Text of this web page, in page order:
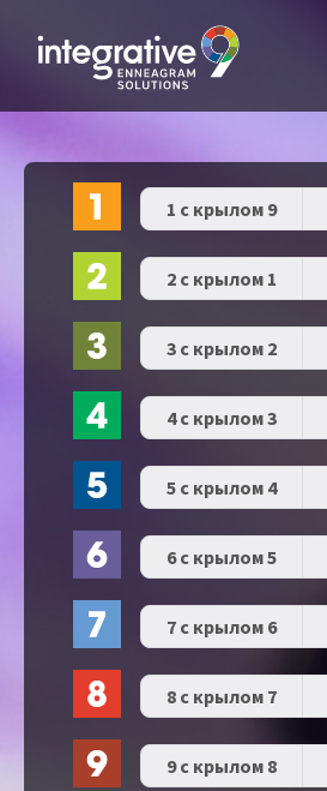
1 с крылом 9
2 с крылом 1
3 с крылом 2
4 с крылом 3
5 с крылом 4
6 с крылом 5
7 с крылом 6
8 с крылом 7
9 с крылом 8